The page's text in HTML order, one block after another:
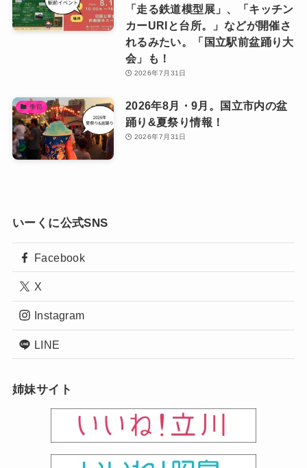
「走る鉄道模型展」、「キッチン
カーURIと台所。」などが開催さ
れるみたい。「国立駅前盆踊り大
会」も！
2026年7月31日
季節
2026年8月・9月。国立市内の盆
踊り&夏祭り情報！
2026年7月31日
いーくに公式SNS
Facebook
X
Instagram
LINE
姉妹サイト